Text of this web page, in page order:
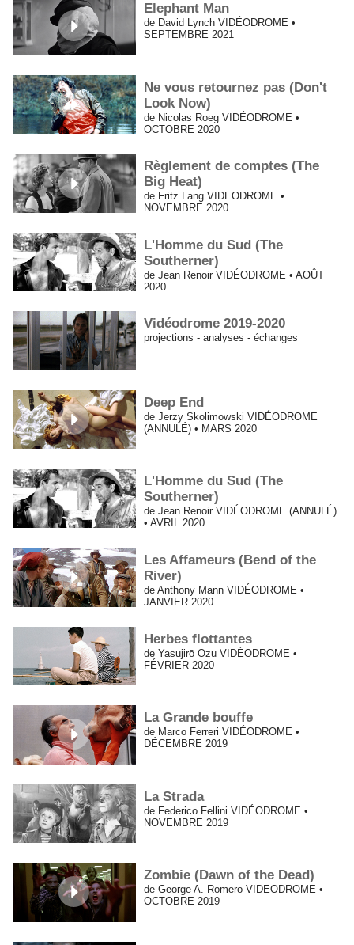
Elephant Man
de David Lynch VIDÉODROME •
SEPTEMBRE 2021
Ne vous retournez pas (Don't
Look Now)
de Nicolas Roeg VIDÉODROME •
OCTOBRE 2020
Règlement de comptes (The
Big Heat)
de Fritz Lang VIDEODROME •
NOVEMBRE 2020
L'Homme du Sud (The
Southerner)
de Jean Renoir VIDÉODROME • AOÛT
2020
Vidéodrome 2019-2020
projections - analyses - échanges
Deep End
de Jerzy Skolimowski VIDÉODROME
(ANNULÉ) • MARS 2020
L'Homme du Sud (The
Southerner)
de Jean Renoir VIDÉODROME (ANNULÉ)
• AVRIL 2020
Les Affameurs (Bend of the
River)
de Anthony Mann VIDÉODROME •
JANVIER 2020
Herbes flottantes
de Yasujirō Ozu VIDÉODROME •
FÉVRIER 2020
La Grande bouffe
de Marco Ferreri VIDÉODROME •
DÉCEMBRE 2019
La Strada
de Federico Fellini VIDÉODROME •
NOVEMBRE 2019
Zombie (Dawn of the Dead)
de George A. Romero VIDEODROME •
OCTOBRE 2019